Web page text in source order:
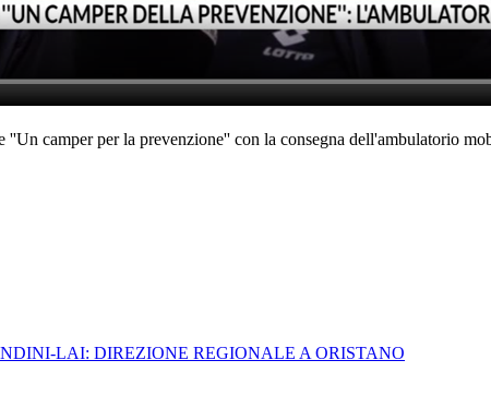
camper per la prevenzione'' con la consegna dell'ambulatorio
LAI: DIREZIONE REGIONALE A ORISTANO